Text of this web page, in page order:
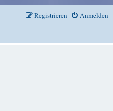
Anmelden
Registrieren